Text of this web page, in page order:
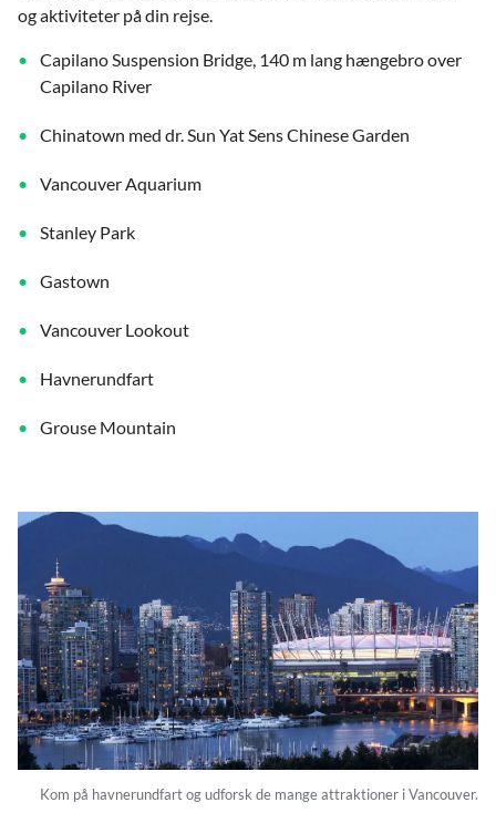
og aktiviteter på din rejse.
Capilano Suspension Bridge, 140 m lang hængebro over
Capilano River
Chinatown med dr. Sun Yat Sens Chinese Garden
Vancouver Aquarium
Stanley Park
Gastown
Vancouver Lookout
Havnerundfart
Grouse Mountain
Kom på havnerundfart og udforsk de mange attraktioner i Vancouver.